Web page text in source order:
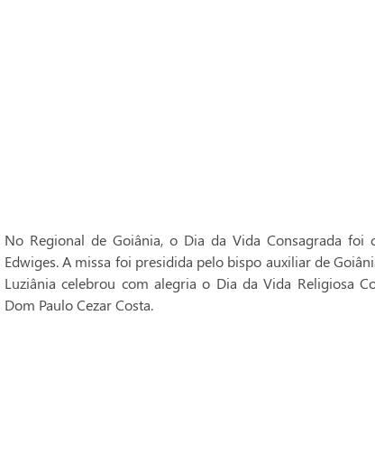
No Regional de Goiânia, o Dia da Vida Consagrada foi
Edwiges. A missa foi presidida pelo bispo auxiliar de
Luziânia celebrou com alegria o Dia da Vida Religiosa
Dom Paulo Cezar Costa.